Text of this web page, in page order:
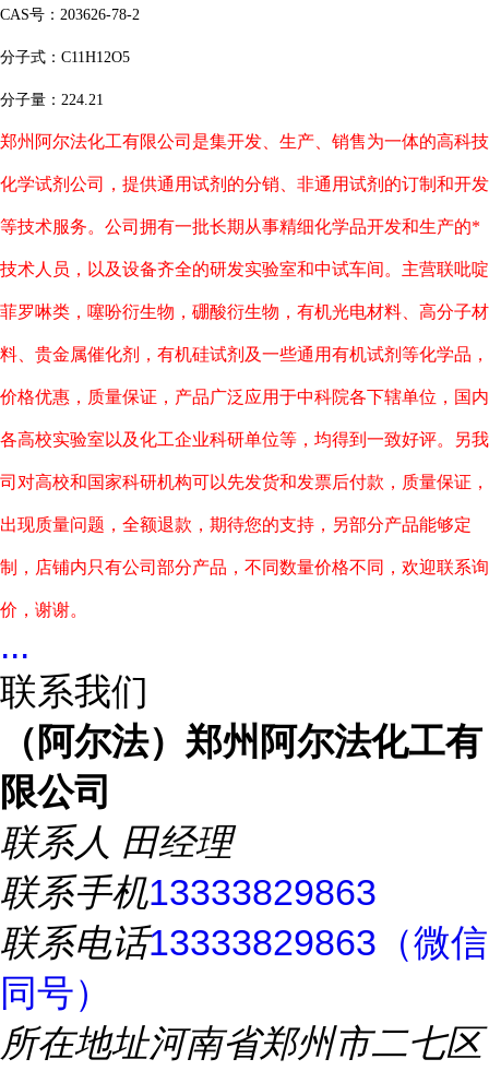
CAS号：203626-78-2
分子式：C11H12O5
分子量：224.21
郑州阿尔法化工有限公司是集开发、生产、销售为一体的高科技
化学试剂公司，提供通用试剂的分销、非通用试剂的订制和开发
等技术服务。公司拥有一批长期从事精细化学品开发和生产的*
技术人员，以及设备齐全的研发实验室和中试车间。主营联吡啶
菲罗啉类，噻吩衍生物，硼酸衍生物，有机光电材料、高分子材
料、贵金属催化剂，有机硅试剂及一些通用有机试剂等化学品，
价格优惠，质量保证，产品广泛应用于中科院各下辖单位，国内
各高校实验室以及化工企业科研单位等，均得到一致好评。另我
司对高校和国家科研机构可以先发货和发票后付款，质量保证，
出现质量问题，全额退款，期待您的支持，另部分产品能够定
制，店铺内只有公司部分产品，不同数量价格不同，欢迎联系询
价，谢谢。
...
联系我们
（阿尔法）郑州阿尔法化工有
限公司
联系人 田经理
联系手机13333829863
联系电话13333829863（微信
同号）
所在地址河南省郑州市二七区